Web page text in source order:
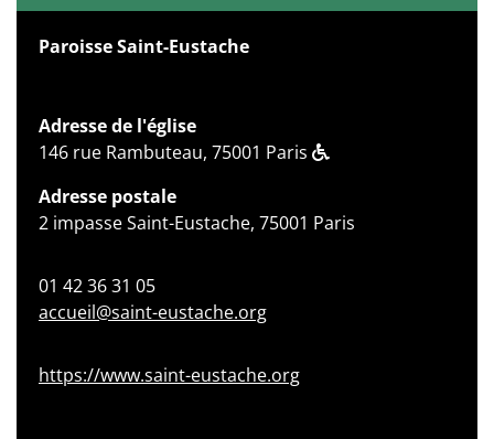
Paroisse Saint-Eustache
Adresse de l'église
146 rue Rambuteau, 75001 Paris
Adresse postale
2 impasse Saint-Eustache, 75001 Paris
01 42 36 31 05
accueil@saint-eustache.org
https://www.saint-eustache.org